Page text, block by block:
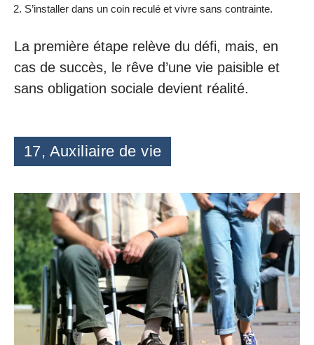
S’installer dans un coin reculé et vivre sans contrainte.
La première étape relève du défi, mais, en
cas de succès, le rêve d’une vie paisible et
sans obligation sociale devient réalité.
17, Auxiliaire de vie